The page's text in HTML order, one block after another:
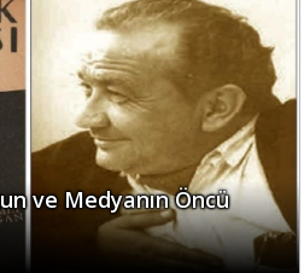
ve Medyanın Öncü